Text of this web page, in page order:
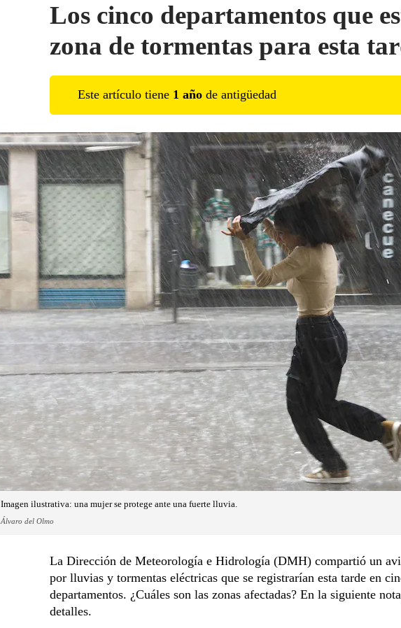
Los cinco departamentos que
zona de tormentas para esta
Este artículo tiene 1 año de antigüedad
Imagen ilustrativa: una mujer se protege ante una fuerte lluvia.
Álvaro del Olmo
La Dirección de Meteorología e Hidrología (DMH) compartió un
por lluvias y tormentas eléctricas que se registrarían esta tarde en
departamentos. ¿Cuáles son las zonas afectadas? En la siguiente
detalles.